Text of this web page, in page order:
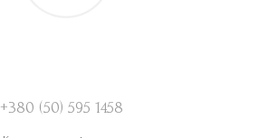
+380 (50) 595 1458